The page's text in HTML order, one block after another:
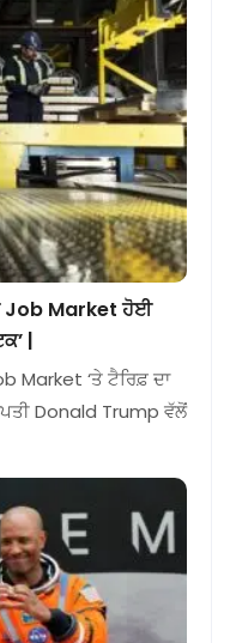
Job Market ਹੋਈ
|
Market ‘ਤੇ ਟੈਰਿਫ਼ ਦਾ
Donald Trump ਵੱਲੋਂ